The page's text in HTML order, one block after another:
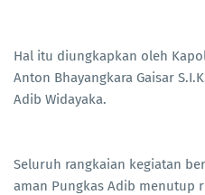
Hal itu diungkapkan oleh
Anton Bhayangkara Gaisar
Adib Widayaka.
Seluruh rangkaian kegiatan
aman Pungkas Adib menutup